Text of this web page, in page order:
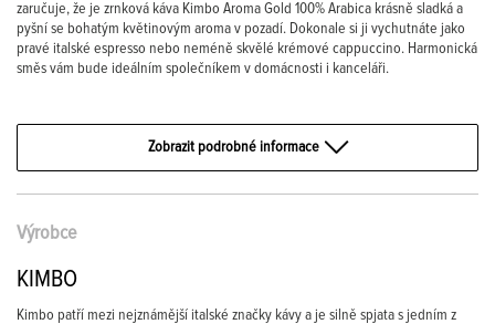
zaručuje, že je zrnková káva Kimbo Aroma Gold 100% Arabica krásně sladká a
pyšní se bohatým květinovým aroma v pozadí. Dokonale si ji vychutnáte jako
pravé italské espresso nebo neméně skvělé krémové cappuccino. Harmonická
směs vám bude ideálním společníkem v domácnosti i kanceláři.
Zobrazit podrobné informace
Výrobce
KIMBO
Kimbo patří mezi nejznámější italské značky kávy a je silně spjata s jedním z